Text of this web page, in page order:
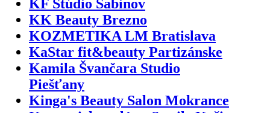
KF Štúdio Sabinov
KK Beauty Brezno
KOZMETIKA LM Bratislava
KaStar fit&beauty Partizánske
Kamila Švančara Studio
Piešťany
Kinga's Beauty Salon Mokrance